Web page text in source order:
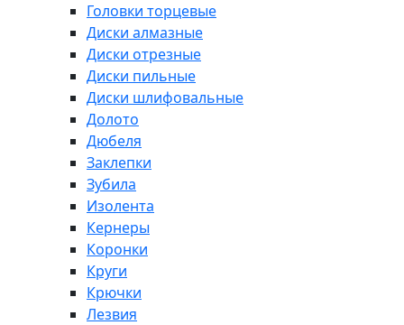
Головки торцевые
Диски алмазные
Диски отрезные
Диски пильные
Диски шлифовальные
Долото
Дюбеля
Заклепки
Зубила
Изолента
Кернеры
Коронки
Круги
Крючки
Лезвия